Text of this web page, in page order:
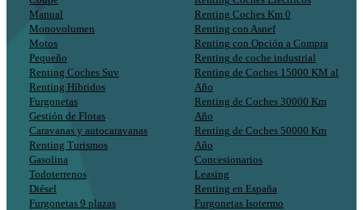
Manual
Monovolumen
Motos
Pequeño
Renting Coches Suv
Renting Híbridos
Furgonetas
Gestión de Flotas
Caravanas y autocaravanas
Renting Turismos
Gasolina
Todoterrenos
Diésel
Furgonetas 9 plazas
Renting Coches Km 0
Renting con Asnef
Renting con Opción a Compra
Renting de coche industrial
Renting de Coches 15000 KM al
Año
Renting de Coches 30000 Km
Año
Renting de Coches 50000 Km
Año
Concesionarios
Leasing
Renting en España
Furgonetas Isotermo